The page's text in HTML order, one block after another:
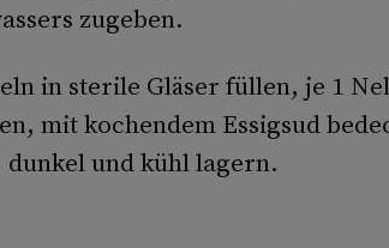
zugeben.
in sterile Gläser füllen, je 1
mit kochendem Essigsud
und kühl lagern.